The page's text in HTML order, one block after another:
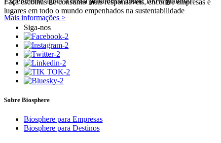
Mais informações >
lugares em todo o mundo empenhados na sustentabilidade
Siga-nos
Sobre Biosphere
Biosphere para Empresas
Biosphere para Destinos